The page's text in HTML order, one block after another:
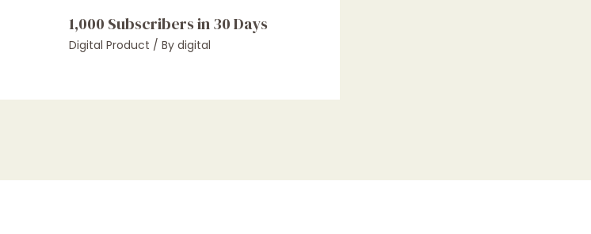
1,000 Subscribers in 30 Days
Digital Product / By digital